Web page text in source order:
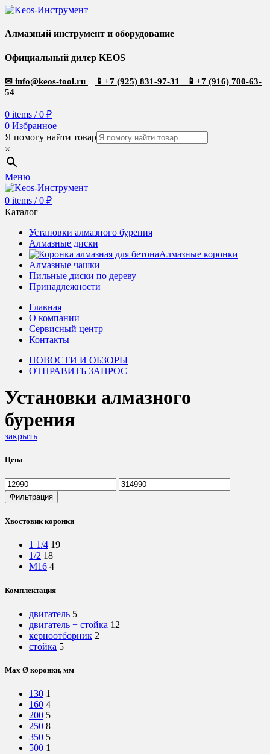
Алмазный инструмент и оборудование
Официальный дилер KEOS
✉ info@keos-tool.ru 📱 +7 (925) 831-97-31 📱 +7 (916) 700-63-
54
0 items / 0 ₽
0 Избранное
Я помогу найти товар
×
Меню
0 items / 0 ₽
Каталог
Установки алмазного бурения
Алмазные диски
Алмазные коронки
Алмазные чашки
Пильные диски по дереву
Принадлежности
Главная
О компании
Сервисный центр
Контакты
НОВОСТИ И ОБЗОРЫ
ОТПРАВИТЬ ЗАПРОС
Установки алмазного
бурения
закрыть
Цена
Минимальная
цена
Максимальная
цена
Фильтрация
Хвостовик коронки
1 1/4 19
1/2 18
М16 4
Комплектация
двигатель 5
двигатель + стойка 12
керноотборник 2
стойка 5
Max Ø коронки, мм
130 1
160 4
200 5
250 8
350 5
500 1